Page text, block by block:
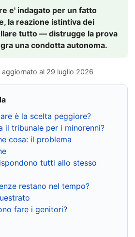
e' indagato per un fatto
la reazione istintiva dei
tutto — distrugge la prova
una condotta autonoma.
al 29 luglio 2026
è la scelta peggiore?
il tribunale per i minorenni?
cosa: il problema
tutti allo stesso
restano nel tempo?
fare i genitori?